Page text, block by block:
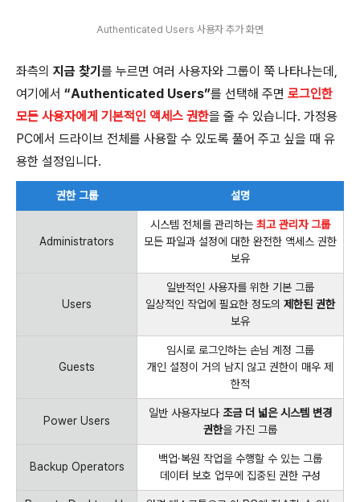
Authenticated Users 사용자 추가 화면
좌측의 지금 찾기 를 누르면 여러 사용자와 그룹이 쭉 나타나는데,
여기에서 “Authenticated Users”를 선택해 주면 로그인한
모든 사용자에게 기본적인 액세스 권한을 줄 수 있습니다. 가정용
PC에서 드라이브 전체를 사용할 수 있도록 풀어 주고 싶을 때 유
용한 설정입니다.
권한 그룹 설명
Administrators
시스템 전체를 관리하는 최고 관리자 그룹
모든 파일과 설정에 대한 완전한 액세스 권한
보유
Users
일반적인 사용자를 위한 기본 그룹
일상적인 작업에 필요한 정도의 제한된 권한
보유
Guests
임시로 로그인하는 손님 계정 그룹
개인 설정이 거의 남지 않고 권한이 매우 제
한적
Power Users
일반 사용자보다 조금 더 넓은 시스템 변경
권한을 가진 그룹
Backup Operators
백업·복원 작업을 수행할 수 있는 그룹
데이터 보호 업무에 집중된 권한 구성